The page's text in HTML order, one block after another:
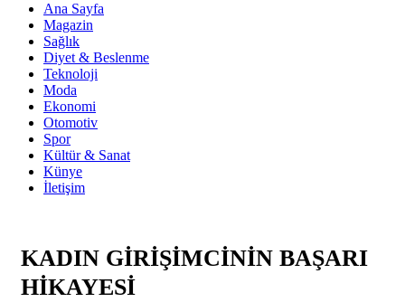
Ana Sayfa
Magazin
Sağlık
Diyet & Beslenme
Teknoloji
Moda
Ekonomi
Otomotiv
Spor
Kültür & Sanat
Künye
İletişim
KADIN GİRİŞİMCİNİN BAŞARI
HİKAYESİ